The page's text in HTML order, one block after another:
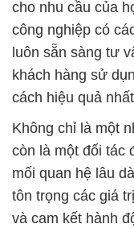
cho nhu cầu của
công nghiệp có
luôn sẵn sàng tư
khách hàng sử
cách hiệu quả
Không chỉ là một
còn là một đối tác
mối quan hệ lâu
tôn trọng các giá
và cam kết hành